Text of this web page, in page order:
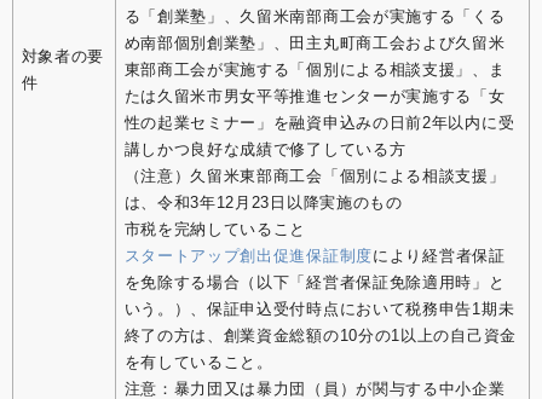
対象者の要
件
る「創業塾」、久留米南部商工会が実施する「くる
め南部個別創業塾」、田主丸町商工会および久留米
東部商工会が実施する「個別による相談支援」、ま
たは久留米市男女平等推進センターが実施する「女
性の起業セミナー」を融資申込みの日前2年以内に受
講しかつ良好な成績で修了している方
（注意）久留米東部商工会「個別による相談支援」
は、令和3年12月23日以降実施のもの
市税を完納していること
スタートアップ創出促進保証制度により経営者保証
を免除する場合（以下「経営者保証免除適用時」と
いう。）、保証申込受付時点において税務申告1期未
終了の方は、創業資金総額の10分の1以上の自己資金
を有していること。
注意：暴力団又は暴力団（員）が関与する中小企業